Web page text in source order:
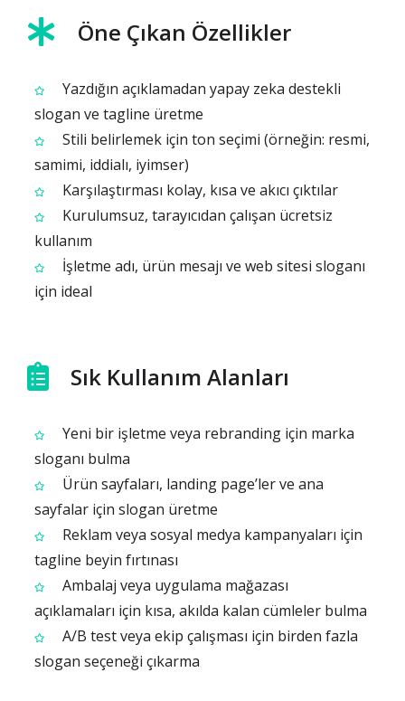
Öne Çıkan Özellikler
Yazdığın açıklamadan yapay zeka destekli
slogan ve tagline üretme
Stili belirlemek için ton seçimi (örneğin: resmi,
samimi, iddialı, iyimser)
Karşılaştırması kolay, kısa ve akıcı çıktılar
Kurulumsuz, tarayıcıdan çalışan ücretsiz
kullanım
İşletme adı, ürün mesajı ve web sitesi sloganı
için ideal
Sık Kullanım Alanları
Yeni bir işletme veya rebranding için marka
sloganı bulma
Ürün sayfaları, landing page’ler ve ana
sayfalar için slogan üretme
Reklam veya sosyal medya kampanyaları için
tagline beyin fırtınası
Ambalaj veya uygulama mağazası
açıklamaları için kısa, akılda kalan cümleler bulma
A/B test veya ekip çalışması için birden fazla
slogan seçeneği çıkarma